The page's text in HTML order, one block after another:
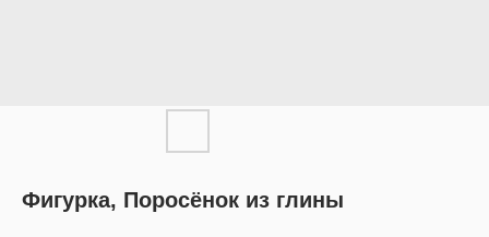
Фигурка, Поросёнок из глины